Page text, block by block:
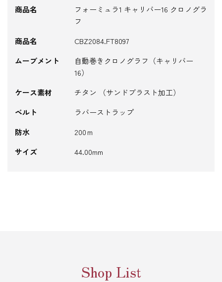
商品名
フォーミュラ1 キャリバー16 クロノグラ
フ
商品名
CBZ2084.FT8097
ムーブメント
自動巻きクロノグラフ（キャリバー
16）
ケース素材
チタン （サンドブラスト加工）
ベルト
ラバーストラップ
防水
200ｍ
サイズ
44.00mm
Shop List